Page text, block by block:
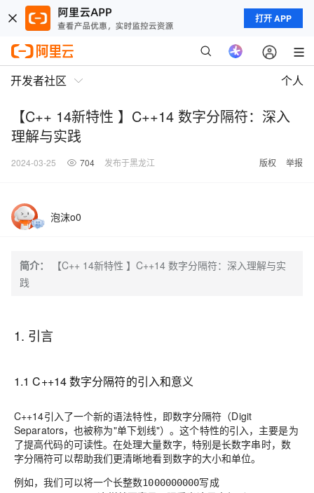
打开 APP
开发者社区 个人
【C++ 14新特性 】C++14 数字分隔符：深入
理解与实践
2024-03-25 704 发布于黑龙江 版权 举报
泡沫o0
简介：
【C++ 14新特性 】C++14 数字分隔符：深入理解与实
践
1. 引言
1.1 C++14 数字分隔符的引入和意义
C++14引入了一个新的语法特性，即数字分隔符（Digit
Separators，也被称为"单下划线"）。这个特性的引入，主要是为
了提高代码的可读性。在处理大量数字，特别是长数字串时，数
字分隔符可以帮助我们更清晰地看到数字的大小和单位。
例如，我们可以将一个长整数1000000000写成